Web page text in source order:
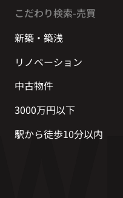
こだわり検索-売買
新築・築浅
リノベーション
中古物件
3000万円以下
駅から徒歩10分以内